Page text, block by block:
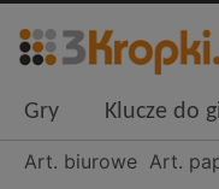
Gry Klucze do
Art. biurowe Art.